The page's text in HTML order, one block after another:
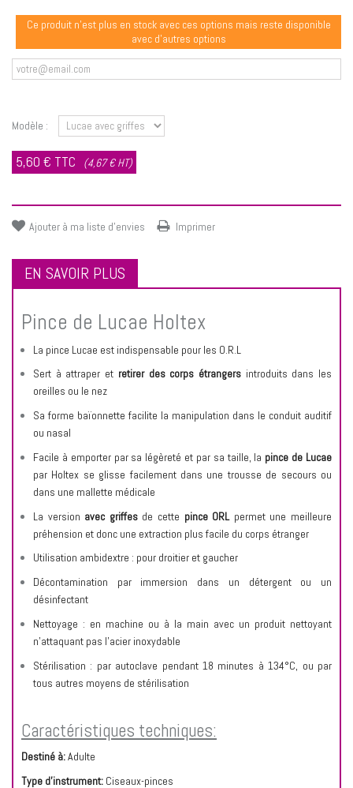
Ce produit n'est plus en stock avec ces options mais reste disponible
avec d'autres options
Modèle :
5,60 € TTC (4,67 € HT)
Ajouter à ma liste d'envies Imprimer
EN SAVOIR PLUS
Pince de Lucae Holtex
La pince Lucae est indispensable pour les O.R.L
Sert à attraper et retirer des corps étrangersintroduits dans les
oreilles ou le nez
Sa forme baïonnette facilite la manipulation dans le conduit auditif
ou nasal
Facile à emporter par sa légèreté et par sa taille, la pince de Lucae
par Holtex se glisse facilement dans une trousse de secours ou
dans une mallette médicale
La version avec griffesde cette pince ORLpermet une meilleure
préhension et donc une extraction plus facile du corps étranger
Utilisation ambidextre : pour droitier et gaucher
Décontamination par immersion dans un détergent ou un
désinfectant
Nettoyage : en machine ou à la main avec un produit nettoyant
n’attaquant pas l’acier inoxydable
Stérilisation : par autoclave pendant 18 minutes à 134°C, ou par
tous autres moyens de stérilisation
Caractéristiques techniques:
Destiné à:Adulte
Type d'instrument: Ciseaux-pinces